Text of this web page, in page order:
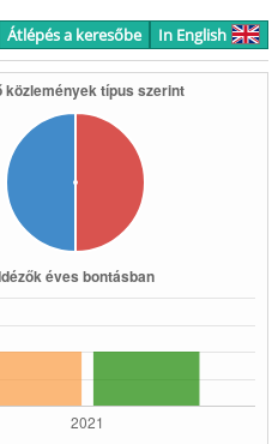
Átlépés a keresőbe In English